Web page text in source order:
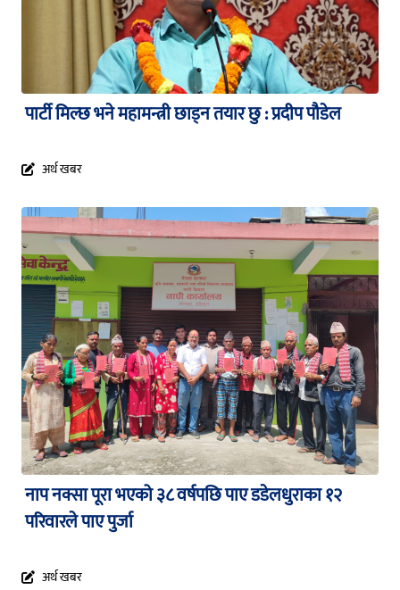
पार्टी मिल्छ भने महामन्त्री छाड्न तयार छु : प्रदीप पौडेल
अर्थ खबर
नाप नक्सा पूरा भएको ३८ वर्षपछि पाए डडेलधुराका १२
परिवारले पाए पुर्जा
अर्थ खबर